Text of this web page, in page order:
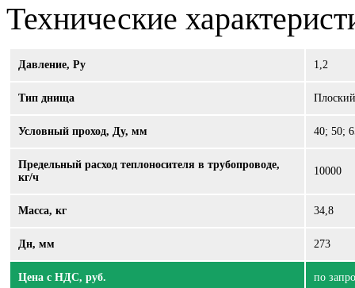
Технические
Давление, Ру 1,2
Тип днища Плоский
Условный проход, Ду, мм 40; 50;
Предельный расход теплоносителя в трубопроводе,
кг/ч
10000
Масса, кг 34,8
Дн, мм 273
Цена с НДС, руб. по